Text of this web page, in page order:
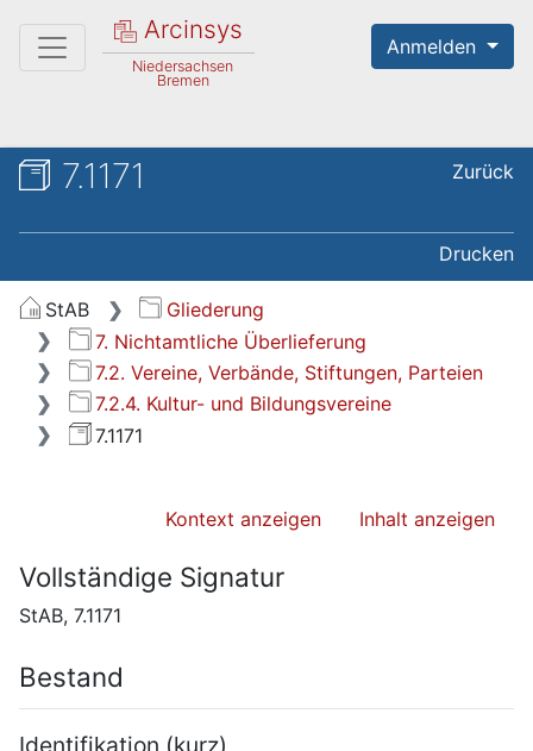
Arcinsys
Niedersachsen
Bremen
Anmelden
7.1171 Zurück
Drucken
StAB
Gliederung
7. Nichtamtliche Überlieferung
7.2. Vereine, Verbände, Stiftungen, Parteien
7.2.4. Kultur- und Bildungsvereine
7.1171
Kontext anzeigen Inhalt anzeigen
Vollständige Signatur
StAB, 7.1171
Bestand
Identifikation (kurz)